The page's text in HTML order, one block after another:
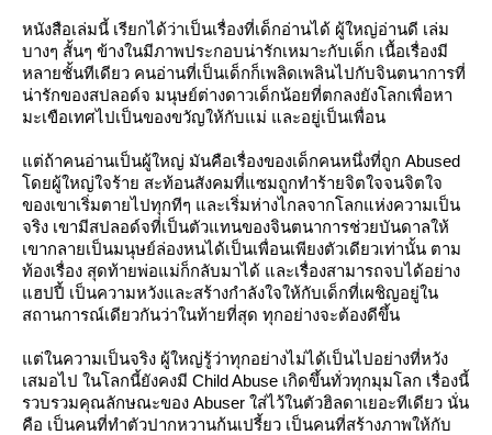
หนังสือเล่มนี้ เรียกได้ว่าเป็นเรื่องที่เด็กอ่านได้ ผู้ใหญ่อ่านดี เล่ม
บางๆ สั้นๆ ข้างในมีภาพประกอบน่ารักเหมาะกับเด็ก เนื้อเรื่องมี
หลายชั้นทีเดียว คนอ่านที่เป็นเด็กก็เพลิดเพลินไปกับจินตนาการที่
น่ารักของสปลอด์จ มนุษย์ต่างดาวเด็กน้อยที่ตกลงยังโลกเพื่อหา
มะเขือเทศไปเป็นของขวัญให้กับแม่ และอยู่เป็นเพื่อน
ต่ถ้าคนอ่านเป็นผู้ใหญ่ มันคือเรื่องของเด็กคนหนึ่งที่ถูก Abused
ดยผู้ใหญ่ใจร้าย สะท้อนสังคมที่แซมถูกทำร้ายจิตใจจนจิตใจ
ของเขาเริ่มตายไปทุกทีๆ และเริ่มห่างไกลจากโลกแห่งความเป็น
จริง เขามีสปลอด์จที่เป็นตัวแทนของจินตนาการช่วยบันดาลให้
เขากลายเป็นมนุษย์ล่องหนได้เป็นเพื่อนเพียงตัวเดียวเท่านั้น ตาม
ท้องเรื่อง สุดท้ายพ่อแม่ก็กลับมาได้ และเรื่องสามารถจบได้อย่าง
ฮปปี้ เป็นความหวังและสร้างกำลังใจให้กับเด็กที่เผชิญอยู่ใน
สถานการณ์เดียวกันว่าในท้ายที่สุด ทุกอย่างจะต้องดีขึ้น
ต่ในความเป็นจริง ผู้ใหญ่รู้ว่าทุกอย่างไม่ได้เป็นไปอย่างที่หวัง
เสมอไป ในโลกนี้ยังคงมี Child Abuse เกิดขึ้นทั่วทุกมุมโลก เรื่องนี้
รวบรวมคุณลักษณะของ Abuser ใส่ไว้ในตัวฮิลดาเยอะทีเดียว นั่น
คือ เป็นคนที่ทำตัวปากหวานก้นเปรี้ยว เป็นคนที่สร้างภาพให้กับ